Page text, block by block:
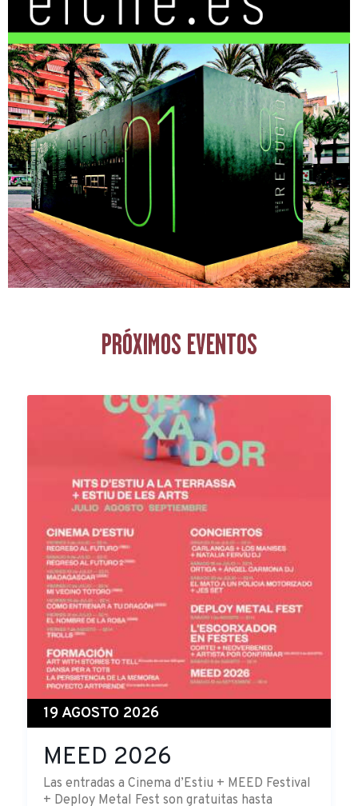
PRÓXIMOS EVENTOS
19 AGOSTO 2026
MEED 2026
Las entradas a Cinema d’Estiu + MEED Festival
+ Deploy Metal Fest son gratuitas hasta